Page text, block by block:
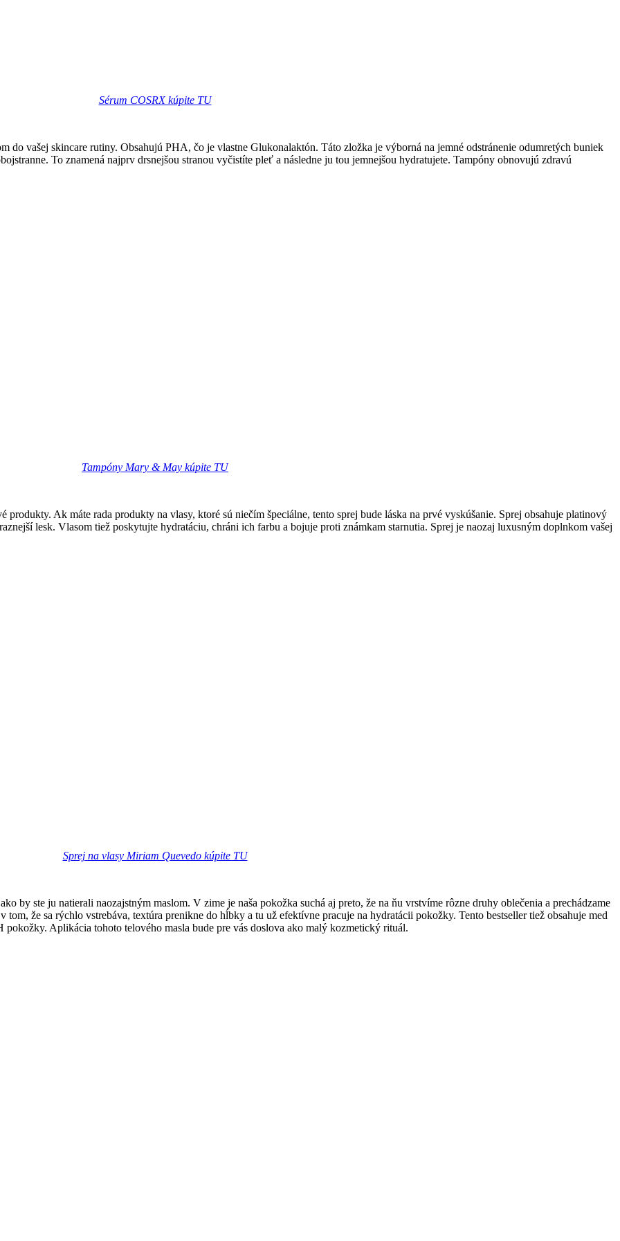
Sérum COSRX kúpite TU
do vašej skincare rutiny. Obsahujú PHA, čo je vlastne Glukonalaktón. Táto zložka je výborná na jemné odstránenie odumretých buniek
To znamená najprv drsnejšou stranou vyčistíte pleť a následne ju tou jemnejšou hydratujete. Tampóny obnovujú zdravú
Tampóny Mary & May kúpite TU
Ak máte rada produkty na vlasy, ktoré sú niečím špeciálne, tento sprej bude láska na prvé vyskúšanie. Sprej obsahuje platinový
lesk. Vlasom tiež poskytujte hydratáciu, chráni ich farbu a bojuje proti známkam starnutia. Sprej je naozaj luxusným doplnkom vašej
Sprej na vlasy Miriam Quevedo kúpite TU
by ste ju natierali naozajstným maslom. V zime je naša pokožka suchá aj preto, že na ňu vrstvíme rôzne druhy oblečenia a prechádzame
že sa rýchlo vstrebáva, textúra prenikne do hĺbky a tu už efektívne pracuje na hydratácii pokožky. Tento bestseller tiež obsahuje med
Aplikácia tohoto telového masla bude pre vás doslova ako malý kozmetický rituál.